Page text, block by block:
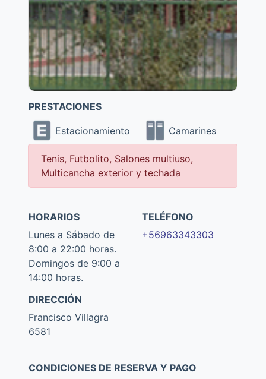
PRESTACIONES
Estacionamiento Camarines
Tenis, Futbolito, Salones multiuso,
Multicancha exterior y techada
HORARIOS
Lunes a Sábado de
8:00 a 22:00 horas.
Domingos de 9:00 a
14:00 horas.
TELÉFONO
+56963343303
DIRECCIÓN
Francisco Villagra
6581
CONDICIONES DE RESERVA Y PAGO